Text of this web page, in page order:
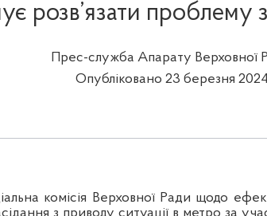
розв’язати проблему
Прес-служба Апарату Верховної
Опубліковано 23 березня
комісія Верховної Ради щодо